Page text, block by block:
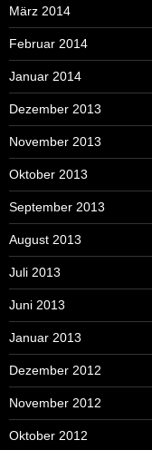
März 2014
Februar 2014
Januar 2014
Dezember 2013
November 2013
Oktober 2013
September 2013
August 2013
Juli 2013
Juni 2013
Januar 2013
Dezember 2012
November 2012
Oktober 2012